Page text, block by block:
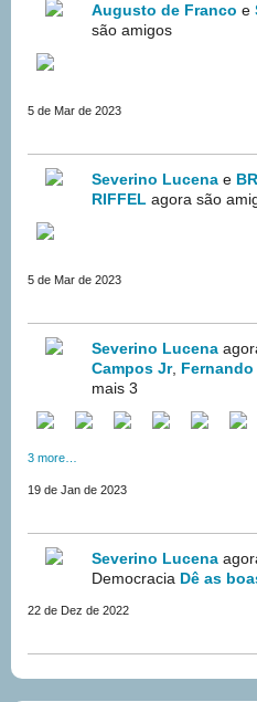
Augusto de Franco e
são amigos
5 de Mar de 2023
Severino Lucena e
RIFFEL agora são
5 de Mar de 2023
Severino Lucena
Campos Jr, Fernando
mais 3
3 more…
19 de Jan de 2023
Severino Lucena
Democracia Dê as
22 de Dez de 2022